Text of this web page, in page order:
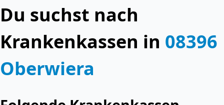
Du suchst nach
Krankenkassen in 08396
Oberwiera